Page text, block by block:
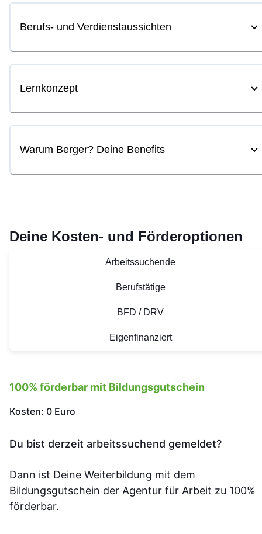
Berufs- und Verdienstaussichten
Lernkonzept
Warum Berger? Deine Benefits
Deine Kosten- und Förderoptionen
Arbeitssuchende
Berufstätige
BFD / DRV
Eigenfinanziert
100% förderbar mit Bildungsgutschein
Kosten: 0 Euro
Du bist derzeit arbeitssuchend gemeldet?
Dann ist Deine Weiterbildung mit dem
Bildungsgutschein der Agentur für Arbeit zu 100%
förderbar.